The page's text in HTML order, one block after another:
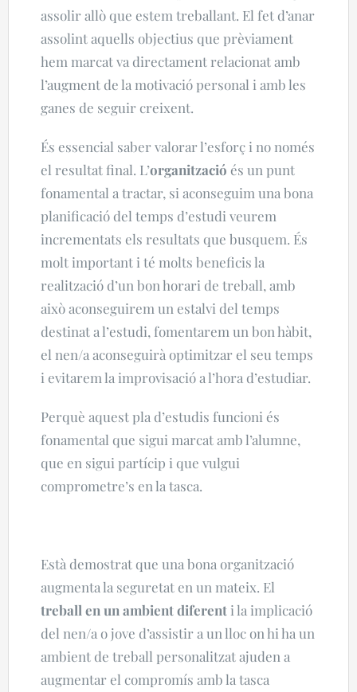
assolir allò que estem treballant. El fet d’anar
assolint aquells objectius que prèviament
hem marcat va directament relacionat amb
l’augment de la motivació personal i amb les
ganes de seguir creixent.
És essencial saber valorar l’esforç i no només
el resultat final. L’organització és un punt
fonamental a tractar, si aconseguim una bona
planificació del temps d’estudi veurem
incrementats els resultats que busquem. És
molt important i té molts beneficis la
realització d’un bon horari de treball, amb
això aconseguirem un estalvi del temps
destinat a l’estudi, fomentarem un bon hàbit,
el nen/a aconseguirà optimitzar el seu temps
i evitarem la improvisació a l’hora d’estudiar.
Perquè aquest pla d’estudis funcioni és
fonamental que sigui marcat amb l’alumne,
que en sigui partícip i que vulgui
comprometre’s en la tasca.
Està demostrat que una bona organització
augmenta la seguretat en un mateix. El
treball en un ambient diferenti la implicació
del nen/a o jove d’assistir a un lloc on hi ha un
ambient de treball personalitzat ajuden a
augmentar el compromís amb la tasca